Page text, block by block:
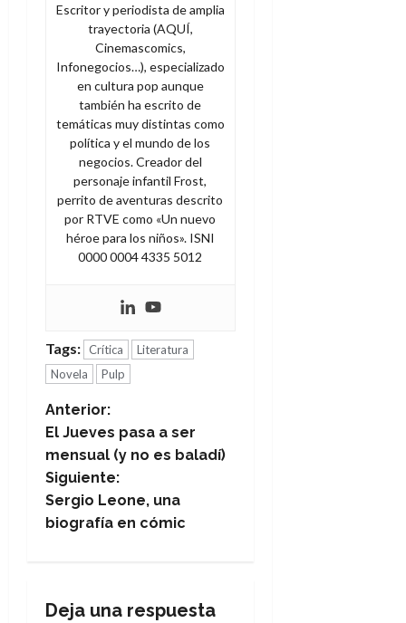
Escritor y periodista de amplia
trayectoria (AQUÍ,
Cinemascomics,
Infonegocios…), especializado
en cultura pop aunque
también ha escrito de
temáticas muy distintas como
política y el mundo de los
negocios. Creador del
personaje infantil Frost,
perrito de aventuras descrito
por RTVE como «Un nuevo
héroe para los niños». ISNI
0000 0004 4335 5012
Tags: Crítica
Literatura
Novela
Pulp
N
a
v
e
a
Anterior:
El Jueves pasa a ser
mensual (y no es baladí)
Siguiente:
Sergio Leone, una
biografía en cómic
Deja una respuesta